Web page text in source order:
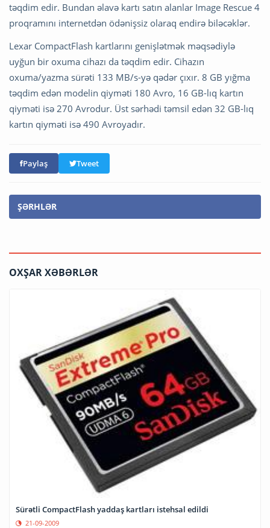
təqdim edir. Bundan əlavə kartı satın alanlar Image Rescue 4
proqramını internetdən ödənişsiz olaraq endirə biləcəklər.
Lexar CompactFlash kartlarını genişlətmək məqsədiylə
uyğun bir oxuma cihazı da təqdim edir. Cihazın
oxuma/yazma sürəti 133 MB/s-yə qədər çıxır. 8 GB yığma
təqdim edən modelin qiyməti 180 Avro, 16 GB-lıq kartın
qiyməti isə 270 Avrodur. Üst sərhədi təmsil edən 32 GB-lıq
kartın qiyməti isə 490 Avroyadır.
Paylaş Tweet
ŞƏRHLƏR
OXŞAR XƏBƏRLƏR
Sürətli CompactFlash yaddaş kartları istehsal edildi
21-09-2009